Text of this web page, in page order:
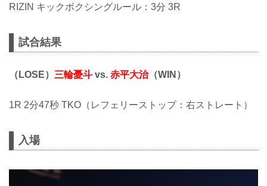
RIZIN キックボクシングルール：3分 3R
試合結果
（LOSE） 三輪憂斗 vs. 赤平大治（WIN）
1R 2分47秒 TKO（レフェリーストップ：右ストレート）
入場